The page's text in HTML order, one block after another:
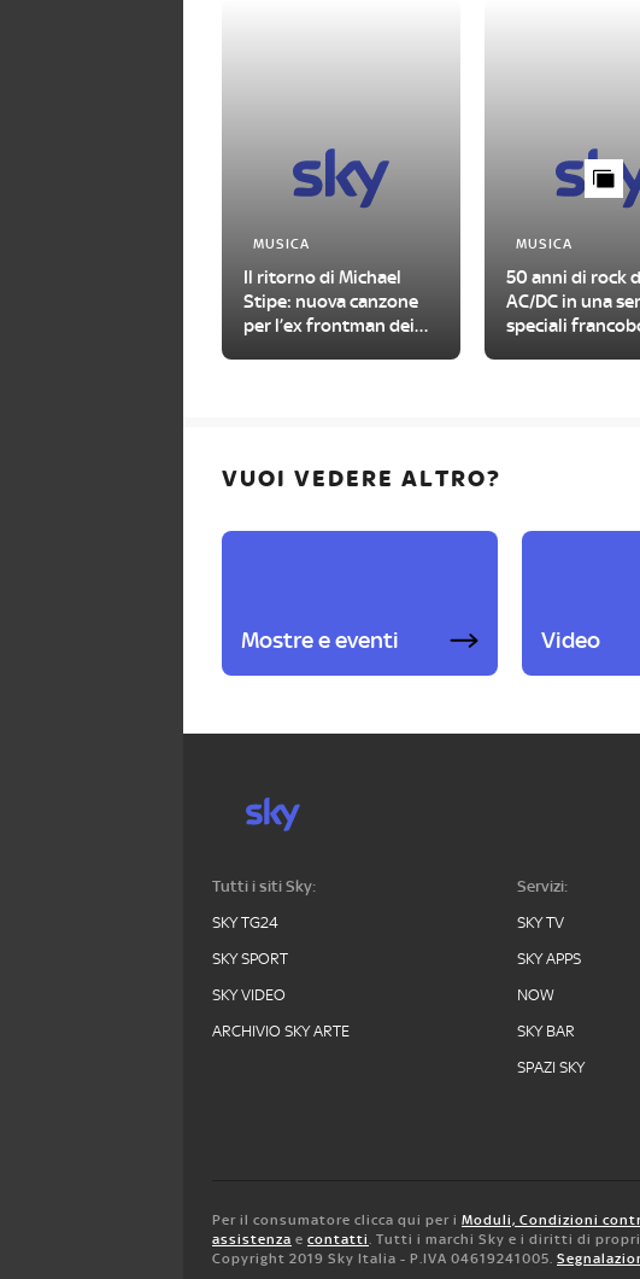
MUSICA
Il ritorno di Michael
Stipe: nuova canzone
per l’ex frontman dei
MUSICA
50 anni di rock
AC/DC in una
speciali
VUOI VEDERE ALTRO?
Mostre e eventi Video
Tutti i siti Sky:
SKY TG24
SKY SPORT
SKY VIDEO
ARCHIVIO SKY ARTE
Servizi:
SKY TV
SKY APPS
NOW
SKY BAR
SPAZI SKY
Per il consumatore clicca qui per i Moduli, Condizioni
assistenza e contatti. Tutti i marchi Sky e i diritti di
Copyright 2019 Sky Italia - P.IVA 04619241005.